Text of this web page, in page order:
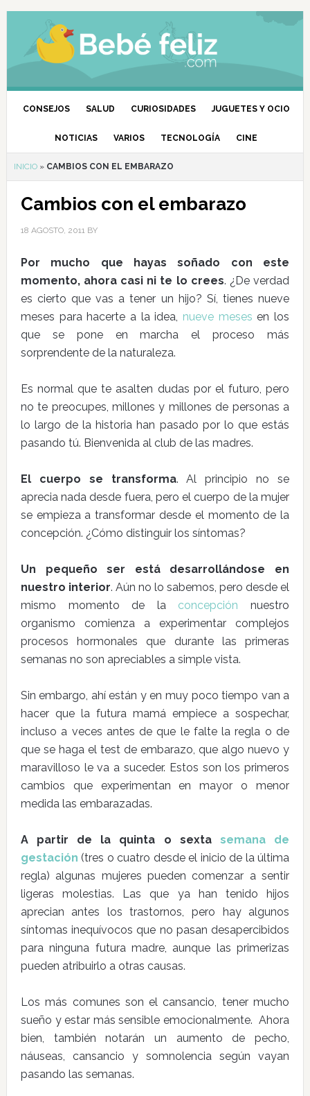
CONSEJOS SALUD CURIOSIDADES JUGUETES Y OCIO
NOTICIAS VARIOS TECNOLOGÍA CINE
INICIO» CAMBIOS CON EL EMBARAZO
Cambios con el embarazo
18 AGOSTO, 2011BY
Por mucho que hayas soñado con este
momento, ahora casi ni te lo crees. ¿De verdad
es cierto que vas a tener un hijo? Sí, tienes nueve
meses para hacerte a la idea, nueve meses en los
que se pone en marcha el proceso más
sorprendente de la naturaleza.
Es normal que te asalten dudas por el futuro, pero
no te preocupes, millones y millones de personas a
lo largo de la historia han pasado por lo que estás
pasando tú. Bienvenida al club de las madres.
El cuerpo se transforma. Al principio no se
aprecia nada desde fuera, pero el cuerpo de la mujer
se empieza a transformar desde el momento de la
concepción. ¿Cómo distinguir los síntomas?
Un pequeño ser está desarrollándose en
nuestro interior. Aún no lo sabemos, pero desde el
mismo momento de la concepción nuestro
organismo comienza a experimentar complejos
procesos hormonales que durante las primeras
semanas no son apreciables a simple vista.
Sin embargo, ahí están y en muy poco tiempo van a
hacer que la futura mamá empiece a sospechar,
incluso a veces antes de que le falte la regla o de
que se haga el test de embarazo, que algo nuevo y
maravilloso le va a suceder. Estos son los primeros
cambios que experimentan en mayor o menor
medida las embarazadas.
A partir de la quinta o sexta semana de
gestación (tres o cuatro desde el inicio de la última
regla) algunas mujeres pueden comenzar a sentir
ligeras molestias. Las que ya han tenido hijos
aprecian antes los trastornos, pero hay algunos
síntomas inequívocos que no pasan desapercibidos
para ninguna futura madre, aunque las primerizas
pueden atribuirlo a otras causas.
Los más comunes son el cansancio, tener mucho
sueño y estar más sensible emocionalmente. Ahora
bien, también notarán un aumento de pecho,
náuseas, cansancio y somnolencia según vayan
pasando las semanas.